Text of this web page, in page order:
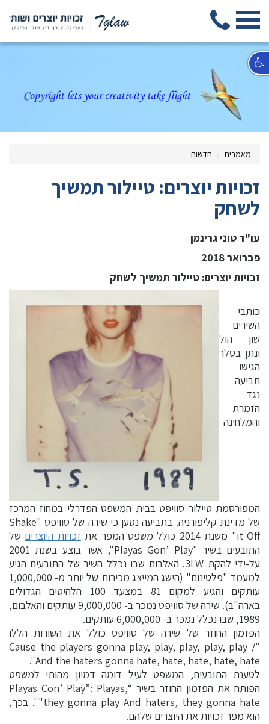
מאמרים חדשות
זכויות יוצרים: טיילור תמשיך
לשחק
עו"ד טוני גרינמן
פברואר 2018
זכויות יוצרים: טיילור תמשיך לשחק
כותבי
השירים
שון הול
ונתן בטלר
הגישו
תביעה
נגד
הזמרת
והמלחינה
המפורסמת טיילור סוויפט בבית המשפט הפדרלי במחוז המרכז
של מדינת קליפורניה. בתביעה נטען כי שירה של סוויפט "Shake
it Off" משנת 2014 כולל משפט המפר את
זכויות היוצרים של
התובעים בשיר "Playas Gon’ Play", אשר בוצע בשנת 2001
על-ידי להקת 3LW. האלבום שבו נכלל השיר של התובעים הגיע
למעמד "פלטינום" (הישג המייצג מכירות של יותר מ- 1,000,000
עותקים והגיע למקום 81 במצעד 100 הלהיטים הגדולים
בארה"ב). שירה של סוויפט נמכר ב- 9,000,000 עותקים והאלבום,
1989, שבו נכלל נמכר ב- 6,000,000 עותקים.
הפזמון החוזר של שירה של סוויפט כולל את השורות הללו
"Cause the players gonna play, play, play, play, play /
And the haters gonna hate, hate, hate, hate, hate".
לטענת התובעים, המשפט לעיל דומה דמיון מהותי למשפט
הפותח את הפזמון החוזר בשיר “Playas Con’ Play”: Playas,
they gonna play And haters, they gonna hate"". בכך,
הוא מפר זכויות את היוצרים שלהם.